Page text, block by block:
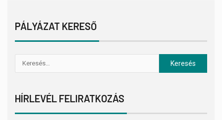
PÁLYÁZAT KERESŐ
HÍRLEVÉL FELIRATKOZÁS